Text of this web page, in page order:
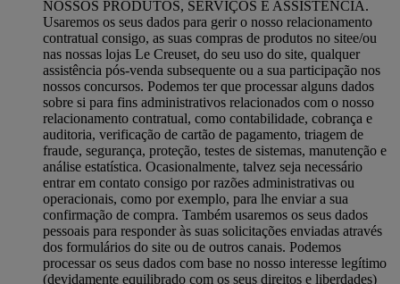
NOSSOS PRODUTOS, SERVIÇOS E ASSISTÊNCIA.
Usaremos os seus dados para gerir o nosso relacionamento
contratual consigo, as suas compras de produtos no sitee/ou
nas nossas lojas Le Creuset, do seu uso do site, qualquer
assistência pós-venda subsequente ou a sua participação nos
nossos concursos. Podemos ter que processar alguns dados
sobre si para fins administrativos relacionados com o nosso
relacionamento contratual, como contabilidade, cobrança e
auditoria, verificação de cartão de pagamento, triagem de
fraude, segurança, proteção, testes de sistemas, manutenção e
análise estatística. Ocasionalmente, talvez seja necessário
entrar em contato consigo por razões administrativas ou
operacionais, como por exemplo, para lhe enviar a sua
confirmação de compra. Também usaremos os seus dados
pessoais para responder às suas solicitações enviadas através
dos formulários do site ou de outros canais. Podemos
processar os seus dados com base no nosso interesse legítimo
(devidamente equilibrado com os seus direitos e liberdades)